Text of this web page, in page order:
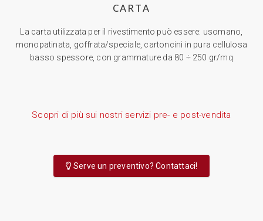
CARTA
La carta utilizzata per il rivestimento può essere: usomano,
monopatinata, goffrata/speciale, cartoncini in pura cellulosa
basso spessore, con grammature da 80 ÷ 250 gr/mq
Scopri di più sui nostri servizi pre- e post-vendita
Serve un preventivo? Contattaci!